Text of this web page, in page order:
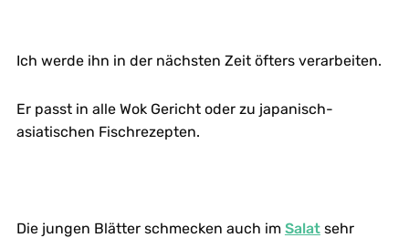
Ich werde ihn in der nächsten Zeit öfters verarbeiten.
Er passt in alle Wok Gericht oder zu japanisch-
asiatischen Fischrezepten.
Die jungen Blätter schmecken auch im Salatsehr